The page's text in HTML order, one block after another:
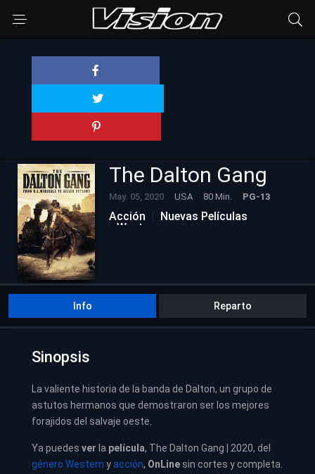
The Dalton Gang
May. 05, 2020 USA 80 Min. PG-13
Acción
Nuevas Películas
Western
Info Reparto
Sinopsis
La valiente historia de la banda de Dalton, un grupo de
astutos hermanos que demostraron ser los mejores
forajidos del salvaje oeste.
Ya puedes ver la película, The Dalton Gang | 2020, del
género Western yacción, OnLine sin cortes y completa.